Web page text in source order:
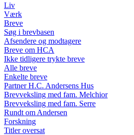
Liv
Værk
Breve
Søg i brevbasen
Afsendere og modtagere
Breve om HCA
Ikke tidligere trykte breve
Alle breve
Enkelte breve
Partner H.C. Andersens Hus
Brevveksling med fam. Melchior
Brevveksling med fam. Serre
Rundt om Andersen
Forskning
Titler oversat